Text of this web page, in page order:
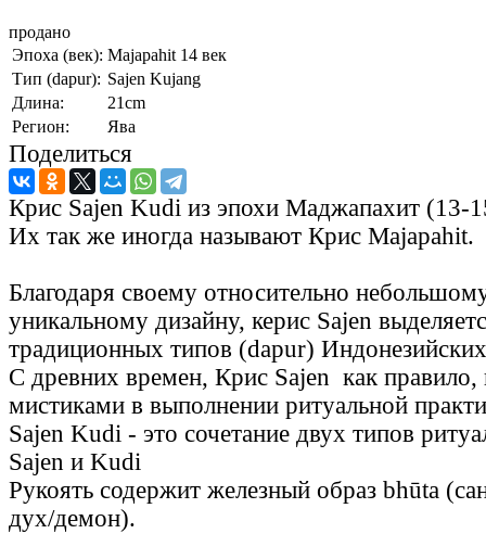
продано
Эпоха (век): Majapahit 14 век
Тип (dapur): Sajen Kujang
Длина:
21cm
Регион:
Ява
Поделиться
Крис Sajen Kudi из эпохи Маджапахит (13-
Их так же иногда называют Крис Majapahit.
Благодаря своему относительно
уникальному дизайну, керис Sajen
традиционных типов (dapur)
С древних времен, Крис Sajen как правило,
мистиками в выполнении ритуальной
Sajen Kudi - это сочетание двух типов
Sajen и Kudi
Рукоять содержит железный образ bhūta
дух/демон).